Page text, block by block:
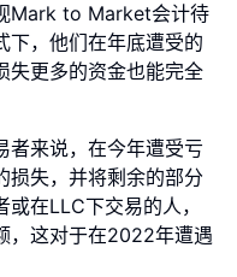
Mark to Market会计待
下，他们在年底遭受的
失更多的资金也能完全
者来说，在今年遭受亏
损失，并将剩余的部分
在LLC下交易的人，
，这对于在2022年遭遇